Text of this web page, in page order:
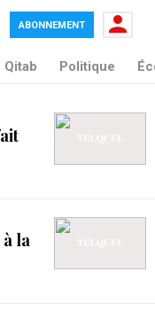
ABONNEMENT
Qitab Politique
la